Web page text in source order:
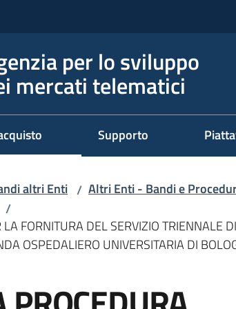
per lo sviluppo
mercati telematici
Supporto
altri Enti / Altri Enti - Bandi e
/
FORNITURA DEL SERVIZIO TRIENNALE
OSPEDALIERO UNIVERSITARIA DI